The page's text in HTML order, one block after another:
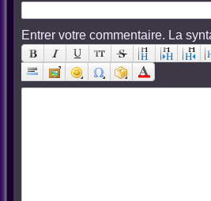
Entrer votre commentaire. La